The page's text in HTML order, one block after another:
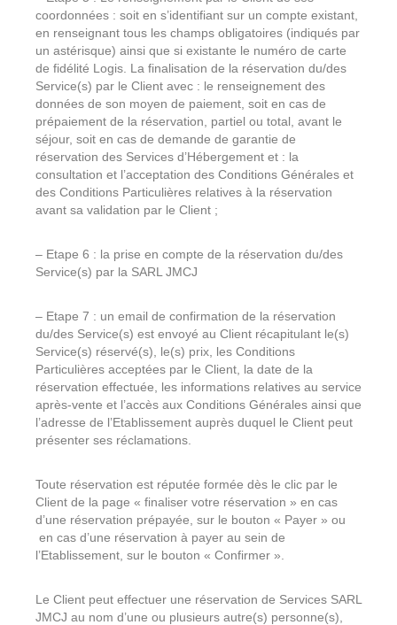
coordonnées : soit en s’identifiant sur un compte existant,
en renseignant tous les champs obligatoires (indiqués par
un astérisque) ainsi que si existante le numéro de carte
de fidélité Logis. La finalisation de la réservation du/des
Service(s) par le Client avec : le renseignement des
données de son moyen de paiement, soit en cas de
prépaiement de la réservation, partiel ou total, avant le
séjour, soit en cas de demande de garantie de
réservation des Services d’Hébergement et : la
consultation et l’acceptation des Conditions Générales et
des Conditions Particulières relatives à la réservation
avant sa validation par le Client ;
– Etape 6 : la prise en compte de la réservation du/des
Service(s) par la SARL JMCJ
– Etape 7 : un email de confirmation de la réservation
du/des Service(s) est envoyé au Client récapitulant le(s)
Service(s) réservé(s), le(s) prix, les Conditions
Particulières acceptées par le Client, la date de la
réservation effectuée, les informations relatives au service
après-vente et l’accès aux Conditions Générales ainsi que
l’adresse de l’Etablissement auprès duquel le Client peut
présenter ses réclamations.
Toute réservation est réputée formée dès le clic par le
Client de la page « finaliser votre réservation » en cas
d’une réservation prépayée, sur le bouton « Payer » ou
en cas d’une réservation à payer au sein de
l’Etablissement, sur le bouton « Confirmer ».
Le Client peut effectuer une réservation de Services SARL
JMCJ au nom d’une ou plusieurs autre(s) personne(s),